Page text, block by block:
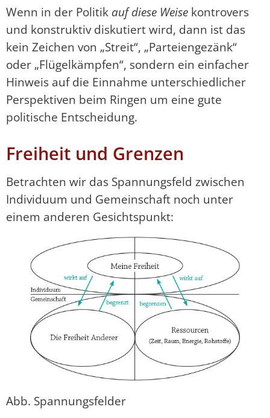
Wenn in der Politik auf diese Weise kontrovers
und konstruktiv diskutiert wird, dann ist das
kein Zeichen von „Streit“, „Parteiengezänk“
oder „Flügelkämpfen“, sondern ein einfacher
Hinweis auf die Einnahme unterschiedlicher
Perspektiven beim Ringen um eine gute
politische Entscheidung.
Freiheit und Grenzen
Betrachten wir das Spannungsfeld zwischen
Individuum und Gemeinschaft noch unter
einem anderen Gesichtspunkt:
Abb. Spannungsfelder